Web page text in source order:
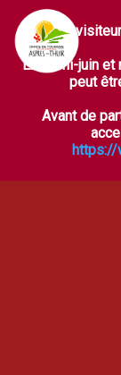
Ouvrir
Chers
Entre mi-juin
peut
Avant de
https://